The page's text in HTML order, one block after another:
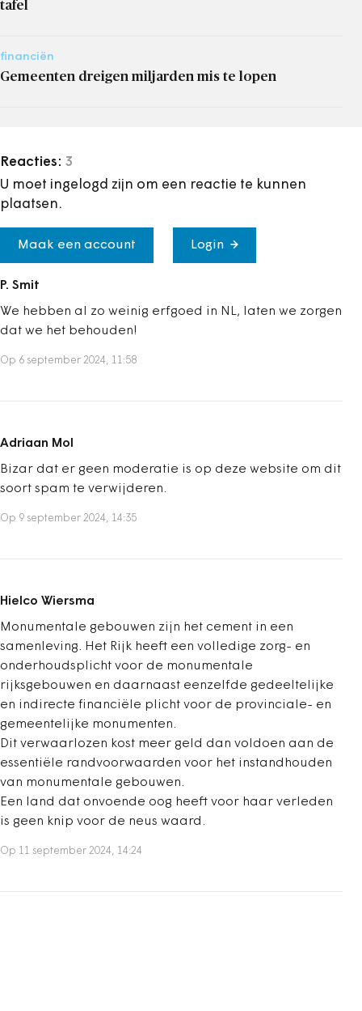
tafel
financiën
Gemeenten dreigen miljarden mis te lopen
Reacties: 3
U moet ingelogd zijn om een reactie te kunnen
plaatsen.
Maak een account Login
P. Smit
We hebben al zo weinig erfgoed in NL, laten we zorgen
dat we het behouden!
Op 6 september 2024, 11:58
Adriaan Mol
Bizar dat er geen moderatie is op deze website om dit
soort spam te verwijderen.
Op 9 september 2024, 14:35
Hielco Wiersma
Monumentale gebouwen zijn het cement in een
samenleving. Het Rijk heeft een volledige zorg- en
onderhoudsplicht voor de monumentale
rijksgebouwen en daarnaast eenzelfde gedeeltelijke
en indirecte financiële plicht voor de provinciale- en
gemeentelijke monumenten.
Dit verwaarlozen kost meer geld dan voldoen aan de
essentiële randvoorwaarden voor het instandhouden
van monumentale gebouwen.
Een land dat onvoende oog heeft voor haar verleden
is geen knip voor de neus waard.
Op 11 september 2024, 14:24